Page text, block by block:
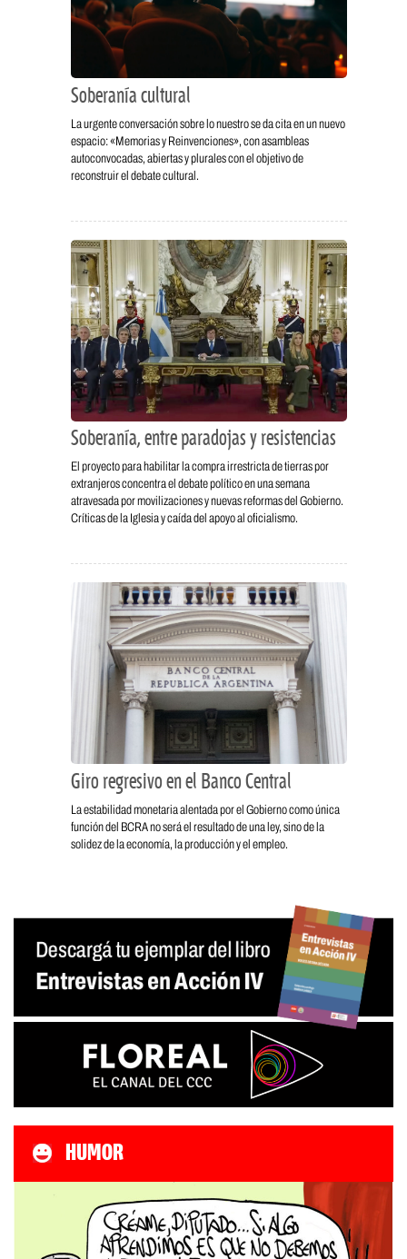
Soberanía cultural
La urgente conversación sobre lo nuestro se da cita en un nuevo
espacio: «Memorias y Reinvenciones», con asambleas
autoconvocadas, abiertas y plurales con el objetivo de
reconstruir el debate cultural.
Soberanía, entre paradojas y resistencias
El proyecto para habilitar la compra irrestricta de tierras por
extranjeros concentra el debate político en una semana
atravesada por movilizaciones y nuevas reformas del Gobierno.
Críticas de la Iglesia y caída del apoyo al oficialismo.
Giro regresivo en el Banco Central
La estabilidad monetaria alentada por el Gobierno como única
función del BCRA no será el resultado de una ley, sino de la
solidez de la economía, la producción y el empleo.
HUMOR